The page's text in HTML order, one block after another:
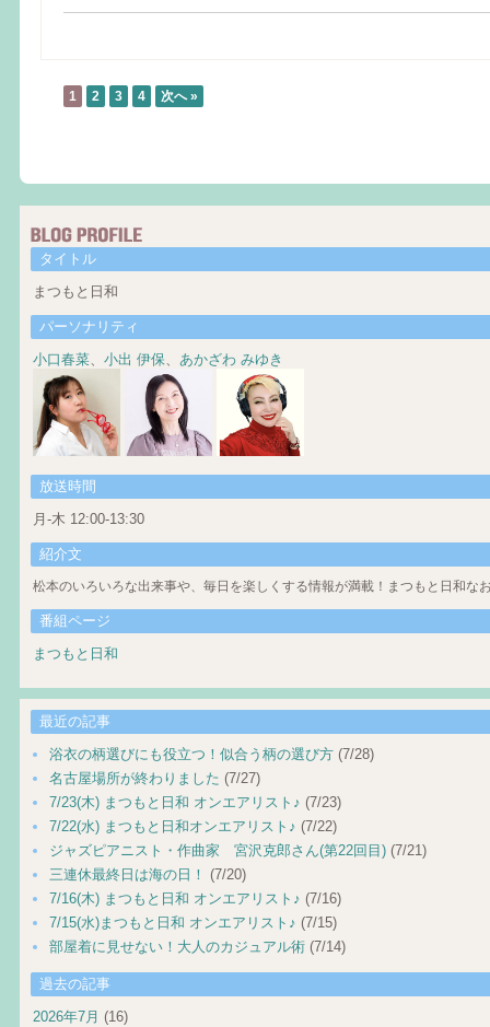
1 2 3 4 次へ »
タイトル
まつもと日和
パーソナリティ
小口春菜、 小出 伊保、 あかざわ みゆき
放送時間
月-木 12:00-13:30
紹介文
松本のいろいろな出来事や、毎日を楽しくする情報が満載！まつもと日和な
番組ページ
まつもと日和
最近の記事
浴衣の柄選びにも役立つ！似合う柄の選び方 (7/28)
名古屋場所が終わりました (7/27)
7/23(木) まつもと日和 オンエアリスト♪ (7/23)
7/22(水) まつもと日和オンエアリスト♪ (7/22)
ジャズピアニスト・作曲家 宮沢克郎さん(第22回目) (7/21)
三連休最終日は海の日！ (7/20)
7/16(木) まつもと日和 オンエアリスト♪ (7/16)
7/15(水)まつもと日和 オンエアリスト♪ (7/15)
部屋着に見せない！大人のカジュアル術 (7/14)
過去の記事
2026年7月 (16)